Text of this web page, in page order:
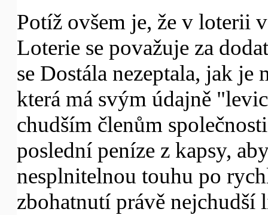
Potíž ovšem je, že v loterii
Loterie se považuje za
se Dostála nezeptala, jak je
která má svým údajně
chudším členům
poslední peníze z kapsy,
nesplnitelnou touhu po
zbohatnutí právě nejchudší